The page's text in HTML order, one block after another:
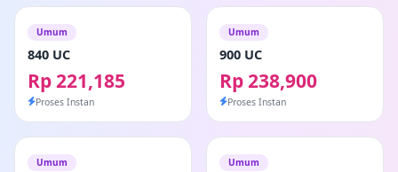
Umum
840 UC
Rp 221,185
Proses Instan
Umum
900 UC
Rp 238,900
Proses Instan
Umum Umum